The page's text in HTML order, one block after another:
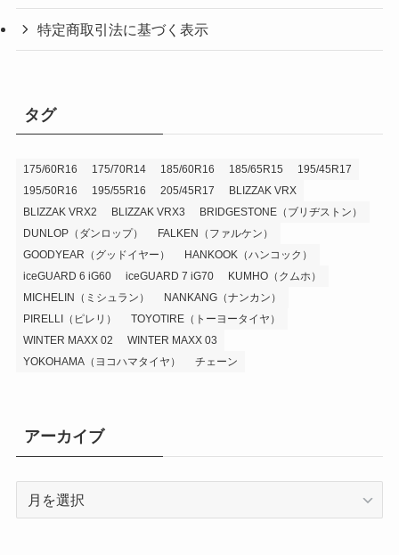
特定商取引法に基づく表示
タグ
175/60R16 175/70R14 185/60R16 185/65R15
195/45R17
195/50R16
195/55R16 205/45R17
BLIZZAK VRX
BLIZZAK VRX2
BLIZZAK VRX3
BRIDGESTONE（ブリヂストン）
DUNLOP（ダンロップ）
FALKEN（ファルケン）
GOODYEAR（グッドイヤー）
HANKOOK（ハンコック）
iceGUARD 6 iG60
iceGUARD 7 iG70
KUMHO（クムホ）
MICHELIN（ミシュラン）
NANKANG（ナンカン）
PIRELLI（ピレリ）
TOYOTIRE（トーヨータイヤ）
WINTER MAXX 02
WINTER MAXX 03
YOKOHAMA（ヨコハマタイヤ）
チェーン
アーカイブ